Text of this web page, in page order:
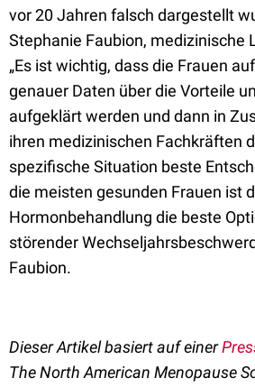
vor 20 Jahren falsch dargestellt
Stephanie Faubion, medizinische
„Es ist wichtig, dass die Frauen
genauer Daten über die Vorteile
aufgeklärt werden und dann in
ihren medizinischen Fachkräften
spezifische Situation beste
die meisten gesunden Frauen ist
Hormonbehandlung die beste
störender
Faubion.
Dieser Artikel basiert auf einer
The North American Menopause